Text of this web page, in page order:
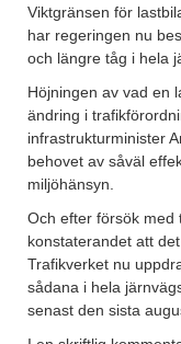
Viktgränsen för
har regeringen nu
och längre tåg i hela
Höjningen av vad en
ändring i
infrastrukturminister
behovet av såväl
miljöhänsyn.
Och efter försök med
konstaterandet att
Trafikverket nu
sådana i hela
senast den sista